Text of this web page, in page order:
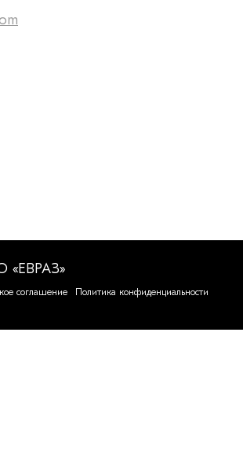
«ЕВРАЗ»
соглашение Политика конфиденциальности